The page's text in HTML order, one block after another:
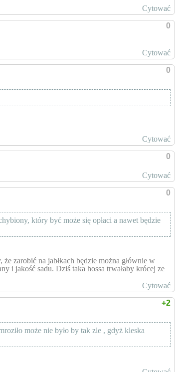
Cytować
0
Cytować
0
Cytować
0
Cytować
0
który być może się opłaci a nawet będzie
zarobić na jabłkach będzie można głównie w
i jakość sadu. Dziś taka hossa trwałaby krócej ze
Cytować
+2
może nie było by tak zle , gdyż kleska